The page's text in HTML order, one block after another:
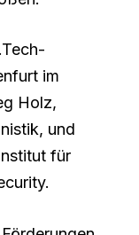
im
Holz,
und
für